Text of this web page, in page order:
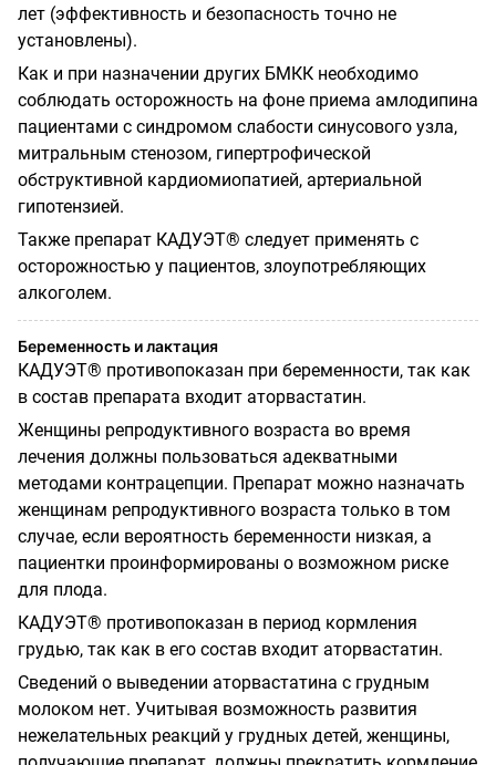
лет (эффективность и безопасность точно не
установлены).
Как и при назначении других БМКК необходимо
соблюдать осторожность на фоне приема амлодипина
пациентами с синдромом слабости синусового узла,
митральным стенозом, гипертрофической
обструктивной кардиомиопатией, артериальной
гипотензией.
Также препарат КАДУЭТ® следует применять с
осторожностью у пациентов, злоупотребляющих
алкоголем.
Беременность и лактация
КАДУЭТ® противопоказан при беременности, так как
в состав препарата входит аторвастатин.
Женщины репродуктивного возраста во время
лечения должны пользоваться адекватными
методами контрацепции. Препарат можно назначать
женщинам репродуктивного возраста только в том
случае, если вероятность беременности низкая, а
пациентки проинформированы о возможном риске
для плода.
КАДУЭТ® противопоказан в период кормления
грудью, так как в его состав входит аторвастатин.
Сведений о выведении аторвастатина с грудным
молоком нет. Учитывая возможность развития
нежелательных реакций у грудных детей, женщины,